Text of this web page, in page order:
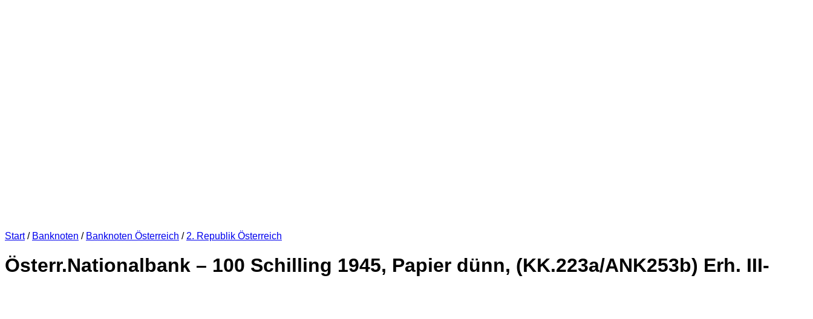
Start / Banknoten / Banknoten Österreich / 2. Republik Österreich
Österr.Nationalbank – 100 Schilling 1945, Papier dünn, (KK.223a/ANK253b) Erh. III-